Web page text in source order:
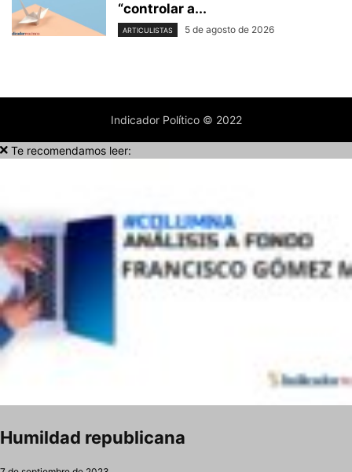
“controlar a...
ARTICULISTAS 5 de agosto de 2026
Indicador Político © 2022
Te recomendamos leer:
Humildad republicana